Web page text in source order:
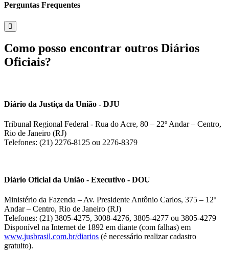
Perguntas Frequentes
Como posso encontrar outros Diários
Oficiais?
Diário da Justiça da União - DJU
Tribunal Regional Federal - Rua do Acre, 80 – 22º Andar – Centro,
Rio de Janeiro (RJ)
Telefones: (21) 2276-8125 ou 2276-8379
Diário Oficial da União - Executivo - DOU
Ministério da Fazenda – Av. Presidente Antônio Carlos, 375 – 12º
Andar – Centro, Rio de Janeiro (RJ)
Telefones: (21) 3805-4275, 3008-4276, 3805-4277 ou 3805-4279
Disponível na Internet de 1892 em diante (com falhas) em
www.jusbrasil.com.br/diarios (é necessário realizar cadastro
gratuito).